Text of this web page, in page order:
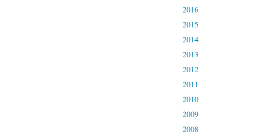
2016
2015
2014
2013
2012
2011
2010
2009
2008